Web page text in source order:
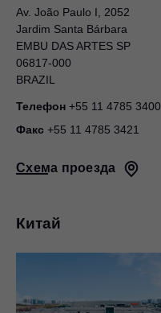
Av. João Paulo I, 2052
Jardim Santa Bárbara
EMBU DAS ARTES SP
06817-000
BRAZIL
Телефон +55 11 4785 3400
Факс +55 11 4785 3421
Схема проезда
Китай